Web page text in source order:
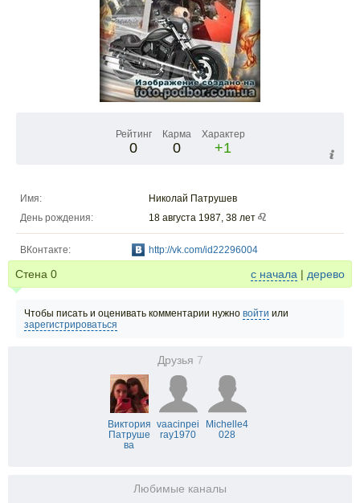
Рейтинг
0
Карма
0
Характер
+1
Имя:
Николай Патрушев
День рождения:
18 августа 1987, 38 лет
ВКонтакте: http://vk.com/id22296004
Стена 0 с начала | дерево
Чтобы писать и оценивать комментарии нужно войти или
зарегистрироваться
Друзья 7
Виктория
Патруше
ва
vaacinpei
ray1970
Michelle4
028
Любимые каналы